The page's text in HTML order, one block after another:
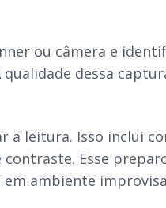
ou câmera e
dessa
a leitura. Isso inclui
Esse
ambiente